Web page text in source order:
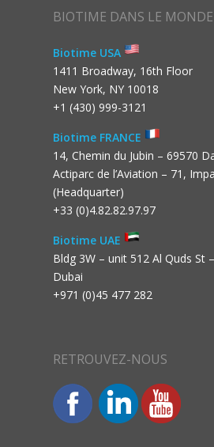
BIOTIME DANS LE MONDE
Biotime USA
1411 Broadway, 16th Floor
New York, NY 10018
+1 (430) 999-3121
Biotime FRANCE
14, Chemin du Jubin – 69570
Actiparc de l’Aviation – 71,
(Headquarter)
+33 (0)4.82.82.97.97
Biotime UAE
Bldg 3W – unit 512 Al Quds St
Dubai
+971 (0)45 477 282
RETROUVEZ-NOUS